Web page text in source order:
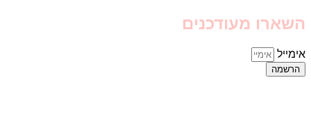
השארו מעודכנים
אימייל
הרשמה